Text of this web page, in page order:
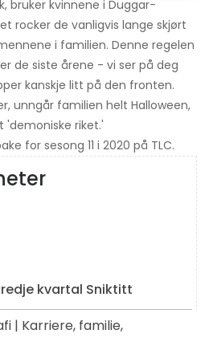
bruker kvinnene i Duggar-
rocker de vanligvis lange skjørt
i familien. Denne regelen
de siste årene - vi ser på deg
kanskje litt på den fronten.
unngår familien helt Halloween,
riket.'
for sesong 11 i 2020 på TLC.
kvartal Sniktitt